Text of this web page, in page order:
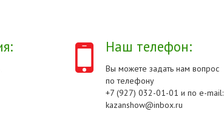
Наш телефон:
Вы можете задать нам вопрос
по телефону
+7 (927) 032-01-01 и по e-mail:
kazanshow@inbox.ru